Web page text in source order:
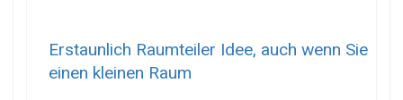
Erstaunlich Raumteiler Idee, auch wenn Sie
einen kleinen Raum